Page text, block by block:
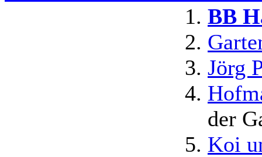
BB
Jörg
der
Koi